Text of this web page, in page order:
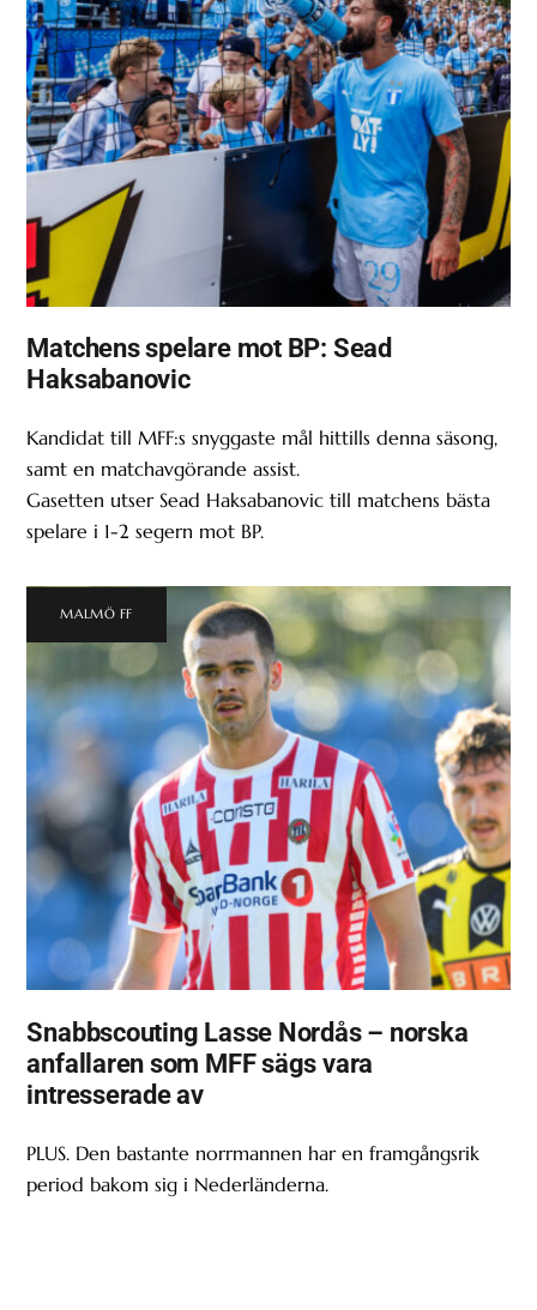
Matchens spelare mot BP: Sead
Haksabanovic
Kandidat till MFF:s snyggaste mål hittills denna säsong,
samt en matchavgörande assist.
Gasetten utser Sead Haksabanovic till matchens bästa
spelare i 1-2 segern mot BP.
MALMÖ FF
Snabbscouting Lasse Nordås – norska
anfallaren som MFF sägs vara
intresserade av
PLUS. Den bastante norrmannen har en framgångsrik
period bakom sig i Nederländerna.